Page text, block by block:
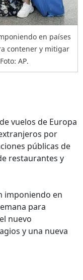
en países
contener y mitigar
AP.
vuelos de Europa
por
públicas de
restaurantes y
imponiendo en
para
nuevo
y una nueva